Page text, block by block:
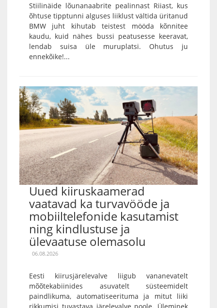
Stiilinäide lõunanaabrite pealinnast Riiast, kus
õhtuse tipptunni alguses liiklust vältida üritanud
BMW juht kihutab teistest mööda kõnnitee
kaudu, kuid nähes bussi peatusesse keeravat,
lendab suisa üle muruplatsi. Ohutus ju
ennekõike!...
Uued kiiruskaamerad
vaatavad ka turvavööde ja
mobiiltelefonide kasutamist
ning kindlustuse ja
ülevaatuse olemasolu
06.08.2026
Eesti kiirusjärelevalve liigub vananevatelt
mõõtekabiinides asuvatelt süsteemidelt
paindlikuma, automatiseerituma ja mitut liiki